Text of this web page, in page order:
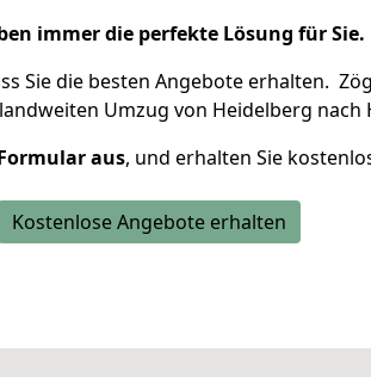
immer die perfekte Lösung für Sie.
Sie die besten Angebote erhalten.
Umzug von Heidelberg nach
aus, und erhalten Sie
Kostenlose Angebote erhalten